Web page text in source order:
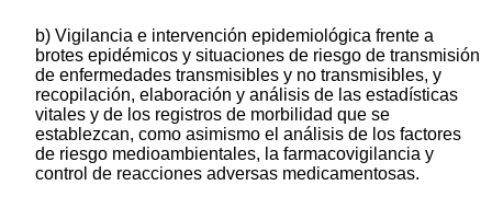
b) Vigilancia e intervención epidemiológica frente a
brotes epidémicos y situaciones de riesgo de transmisión
de enfermedades transmisibles y no transmisibles, y
recopilación, elaboración y análisis de las estadísticas
vitales y de los registros de morbilidad que se
establezcan, como asimismo el análisis de los factores
de riesgo medioambientales, la farmacovigilancia y
control de reacciones adversas medicamentosas.